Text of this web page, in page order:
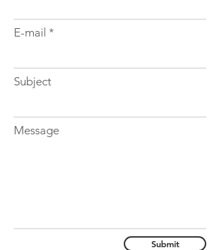
E-mail
Subject
Message
Submit